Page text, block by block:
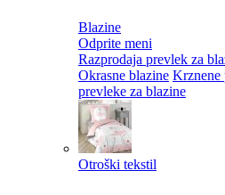
Blazine
Odprite meni
Razprodaja prevlek za
Okrasne blazine Krznene
prevleke za blazine
Otroški tekstil